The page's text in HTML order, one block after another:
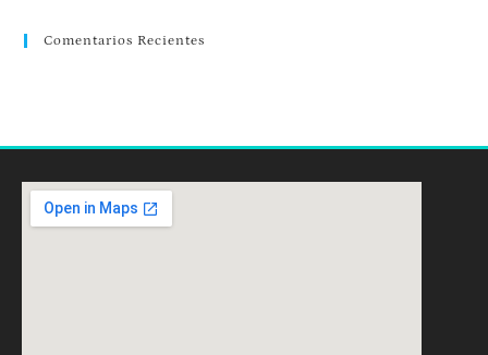
Comentarios Recientes